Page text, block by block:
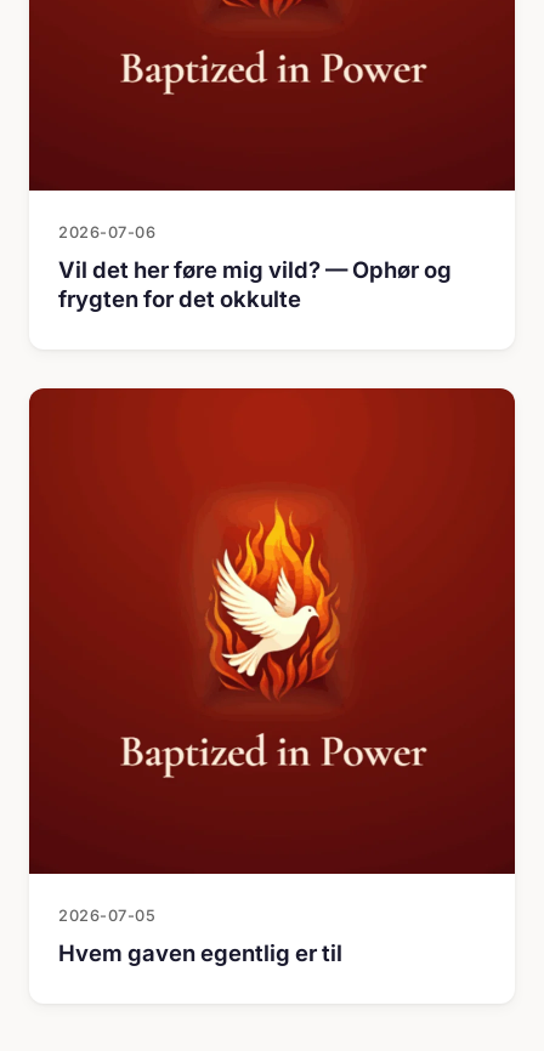
2026-07-06
Vil det her føre mig vild? — Ophør og
frygten for det okkulte
2026-07-05
Hvem gaven egentlig er til